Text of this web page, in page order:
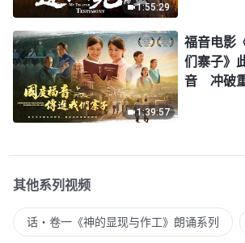
1:55:29
1:39:57
福音电影
们寨子》
音 冲破
其他系列视频
话・卷一《神的显现与作工》朗诵系列